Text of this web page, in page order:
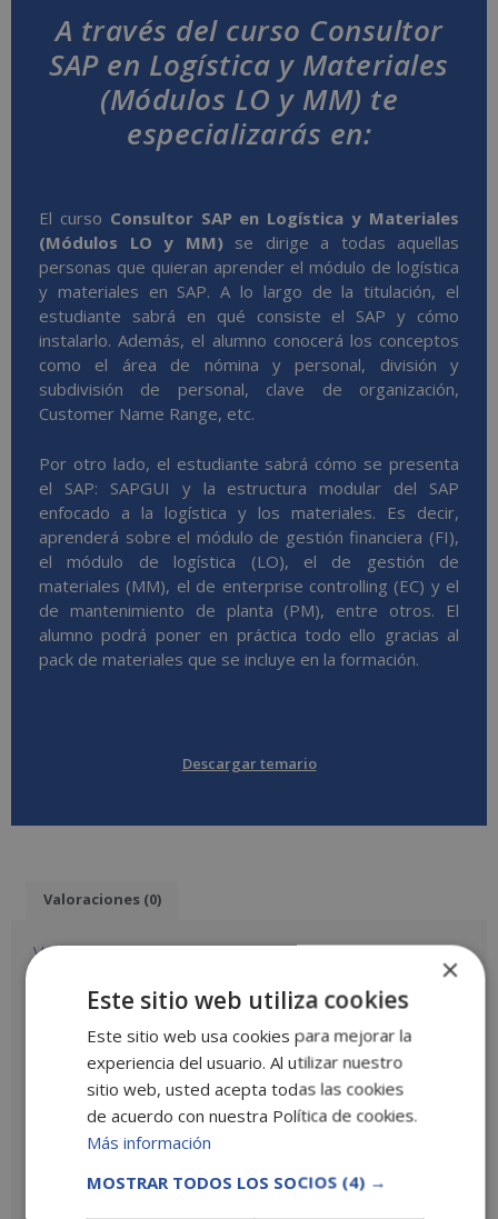
A través del curso Consultor
SAP en Logística y Materiales
(Módulos LO y MM) te
especializarás en:
El curso Consultor SAP en Logística y Materiales
(Módulos LO y MM)se dirige a todas aquellas
personas que quieran aprender el módulo de logística
y materiales en SAP. A lo largo de la titulación, el
estudiante sabrá en qué consiste el SAP y cómo
instalarlo. Además, el alumno conocerá los conceptos
como el área de nómina y personal, división y
subdivisión de personal, clave de organización,
Customer Name Range, etc.
Por otro lado, el estudiante sabrá cómo se presenta
el SAP: SAPGUI y la estructura modular del SAP
enfocado a la logística y los materiales. Es decir,
aprenderá sobre el módulo de gestión financiera (FI),
el módulo de logística (LO), el de gestión de
materiales (MM), el de enterprise controlling (EC) y el
de mantenimiento de planta (PM), entre otros. El
alumno podrá poner en práctica todo ello gracias al
pack de materiales que se incluye en la formación.
Descargar temario
Valoraciones (0)
Valoraciones
No hay valoraciones aún.
Sé el primero en valorar “Consultor SAP en Logística y Materiales
(Módulo LO y MM)”
Tu puntuación
Tu valoración*
×
Este sitio web utiliza cookies
Este sitio web usa cookies para mejorar la
experiencia del usuario. Al utilizar nuestro
sitio web, usted acepta todas las cookies
de acuerdo con nuestra Política de cookies.
Más información
MOSTRAR TODOS LOS SOCIOS (4) →